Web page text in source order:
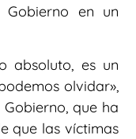
Gobierno en un
absoluto, es un
olvidar»,
que ha
que las víctimas